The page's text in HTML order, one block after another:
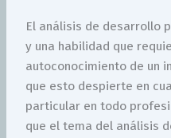
El análisis de desarrollo
y una habilidad que
autoconocimiento de un
que esto despierte en
particular en todo
que el tema del análisis